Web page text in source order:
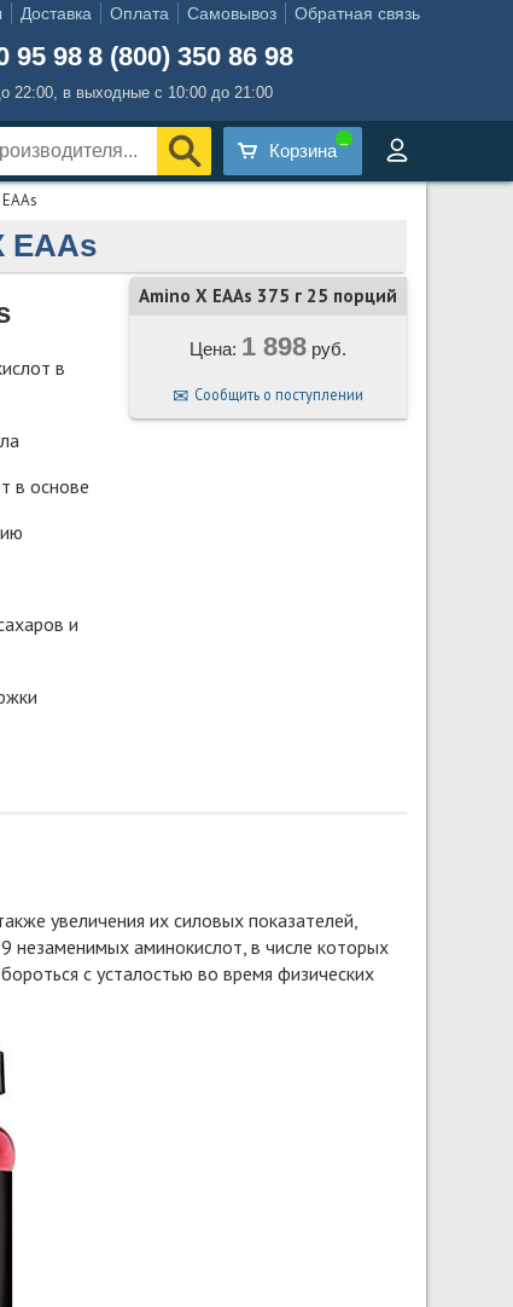
Доставка Оплата Самовывоз Обратная связь
95 98 8 (800) 350 86 98
22:00, в выходные с 10:00 до 21:00
Корзина
EAAs
в
в основе
и
Amino X EAAs 375 г 25 порций
Цена: 1 898руб.
Сообщить о поступлении
увеличения их силовых показателей,
незаменимых аминокислот, в числе которых
с усталостью во время физических